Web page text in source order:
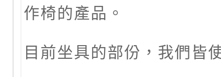
作椅的產品。
目前坐具的部份，我們皆